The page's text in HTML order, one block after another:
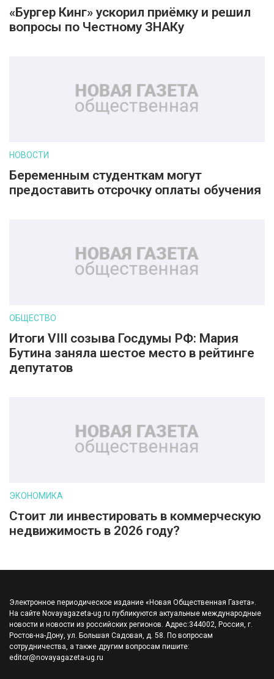
«Бургер Кинг» ускорил приёмку и решил
вопросы по Честному ЗНАКу
НОВОСТИ
Беременным студенткам могут
предоставить отсрочку оплаты обучения
ОБЩЕСТВО
Итоги VIII созыва Госдумы РФ: Мария
Бутина заняла шестое место в рейтинге
депутатов
ЭКОНОМИКА
Стоит ли инвестировать в коммерческую
недвижимость в 2026 году?
Электронное периодическое издание «Новая Общественная Газета».
На сайте Novayagazeta-ug.ru публикуются актуальные международные
новости и новости из российских регионов. Адрес:344002, Россия, г.
Ростов-на-Дону, ул. Большая Садовая, д. 58. По вопросам
сотрудничества, а также другим вопросам пишите:
editor@novayagazeta-ug.ru